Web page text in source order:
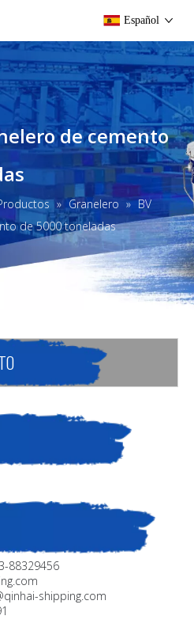
Español
de cemento
» Granelero » BV
de 5000 toneladas
88329456
shipping.com